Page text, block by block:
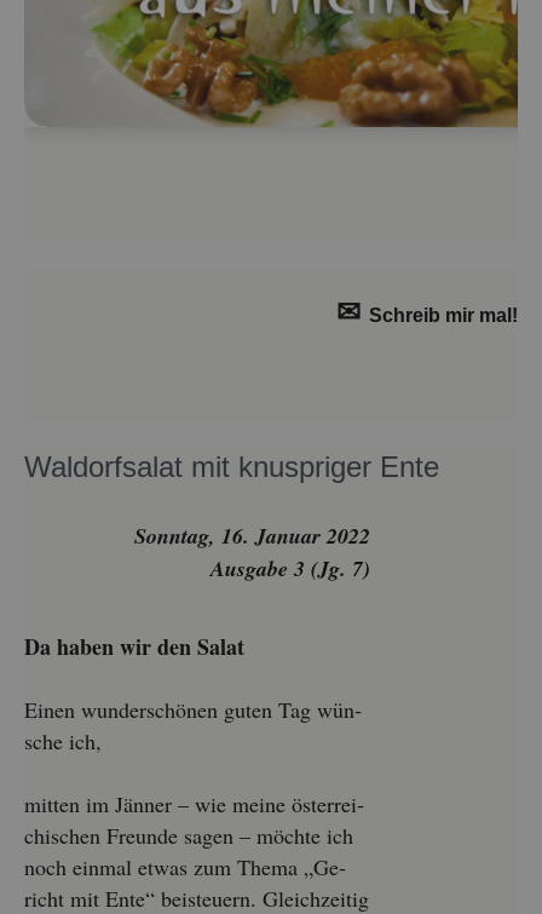
✉ Schreib mir mal!
Wal­dorf­sa­lat mit knusp­ri­ger Ente
Sonn­tag, 16. Ja­nu­ar 2022
Aus­ga­be 3 (Jg. 7)
Da haben wir den Salat
Einen wun­der­schö­nen guten Tag wün­
sche ich,
mit­ten im Jän­ner – wie meine ös­ter­rei­
chi­schen Freun­de sagen – möch­te ich
noch ein­mal etwas zum Thema „Ge­
richt mit Ente“ bei­steu­ern. Gleich­zei­tig